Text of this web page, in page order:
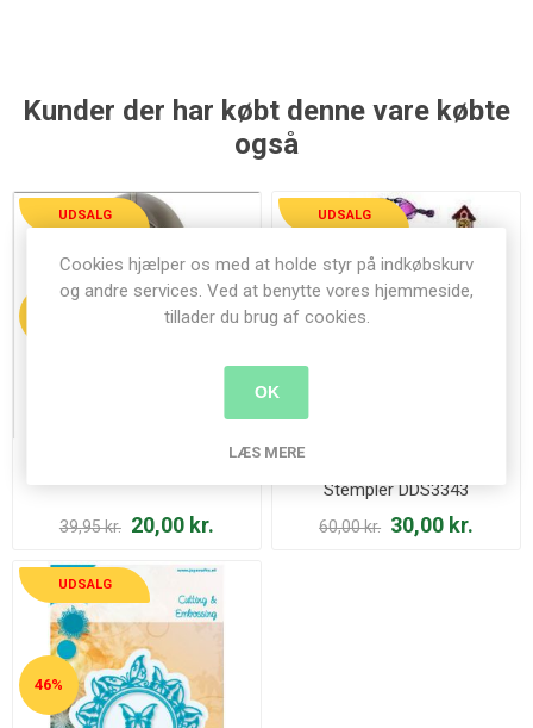
Kunder der har købt denne vare købte
også
UDSALG
39,95 kr. 20,00 kr.
UDSALG
50%
Stempler DDS3343
60,00 kr. 30,00 kr.
UDSALG
46%
Cookies hjælper os med at holde styr på indkøbskurv
og andre services. Ved at benytte vores hjemmeside,
tillader du brug af cookies.
OK
LÆS MERE